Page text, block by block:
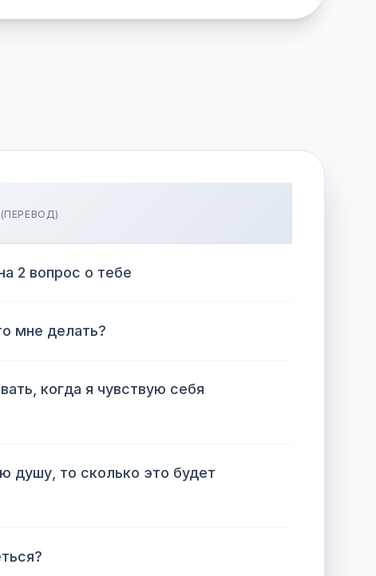
(ПЕРЕВОД)
2 вопрос о тебе
мне делать?
когда я чувствую себя
душу, то сколько это будет